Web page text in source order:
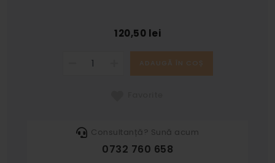
120,50 lei
ADAUGĂ ÎN COȘ
Consultanță? Sună acum
0732 760 658